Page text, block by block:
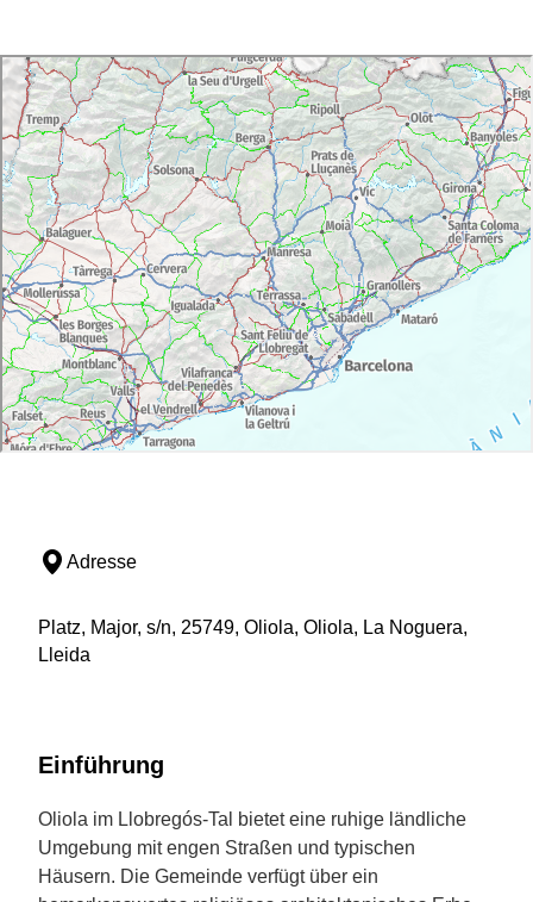
Adresse
Platz, Major, s/n, 25749, Oliola, Oliola, La Noguera,
Lleida
Einführung
Oliola im Llobregós-Tal bietet eine ruhige ländliche
Umgebung mit engen Straßen und typischen
Häusern. Die Gemeinde verfügt über ein